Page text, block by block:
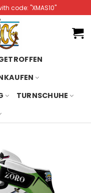
code: "XMAS10"
TURNSCHUHE